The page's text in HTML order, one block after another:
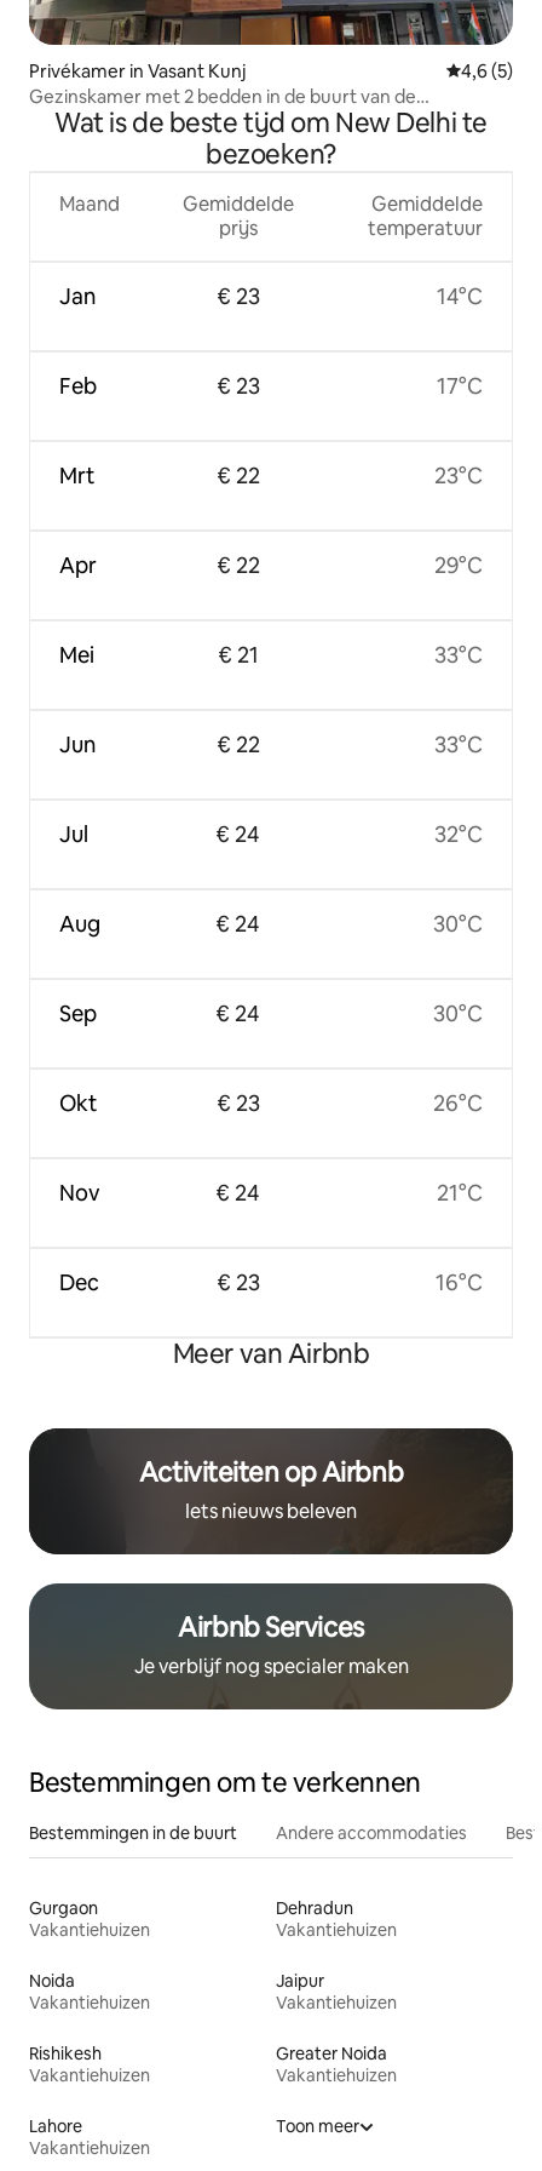
Privékamer in Vasant Kunj
4,6 (5)
Gezinskamer met 2 bedden in de buurt van de
luchthaven van Delhi!
Wat is de beste tijd om New Delhi te
bezoeken?
Maand
Jan
Feb
Mrt
Apr
Mei
Jun
Jul
Aug
Sep
Okt
Nov
Dec
Gemiddelde
prijs
€ 23
€ 23
€ 22
€ 22
€ 21
€ 22
€ 24
€ 24
€ 24
€ 23
€ 24
€ 23
Gemiddelde
temperatuur
14°C
17°C
23°C
29°C
33°C
33°C
32°C
30°C
30°C
26°C
21°C
16°C
Meer van Airbnb
Activiteiten op Airbnb
Iets nieuws beleven
Airbnb Services
Je verblijf nog specialer maken
Bestemmingen om te verkennen
Bestemmingen in de buurt Andere accommodaties
Gurgaon
Vakantiehuizen
Dehradun
Vakantiehuizen
Noida
Vakantiehuizen
Jaipur
Vakantiehuizen
Rishikesh
Vakantiehuizen
Greater Noida
Vakantiehuizen
Lahore
Vakantiehuizen
Toon meer